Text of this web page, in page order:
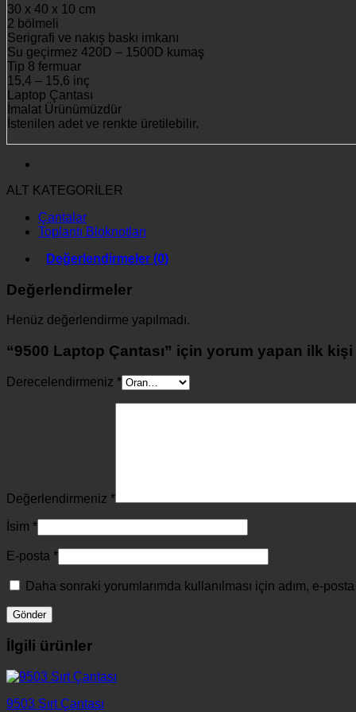
30 x 40 x 10 cm
2 bölmeli
Serigrafi ve nakış baskı imkanı
Su geçirmez 420D – 1500D kumaş
Tip 8 fermuar
15,4 – 15,6 inç
Laptop Çantası
İmalat Ürünümüzdür
İstenilen adet ve renkte üretilebilir.
ALT KATEGORİLER
Çantalar
Toplantı Bloknotları
Değerlendirmeler (0)
Değerlendirmeler
Henüz değerlendirme yapılmadı.
“9500 Laptop Çantası” için yorum yapan ilk
Derecelendirmeniz *
Değerlendirmeniz *
İsim *
E-posta *
Daha sonraki yorumlarımda kullanılması için adım, e-
İlgili ürünler
9503 Sırt Çantası